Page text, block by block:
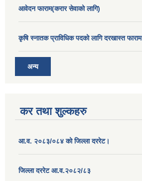
आवेदन फाराम(करार सेवाको लागि)
कृषि स्नातक प्राविधिक पदको लागि दरखास्त फाराम
अन्य
कर तथा शुल्कहरु
आ.व. २०८३/०८४ को जिल्ला दररेट।
जिल्ला दररेट आ.व.२०८२/८३